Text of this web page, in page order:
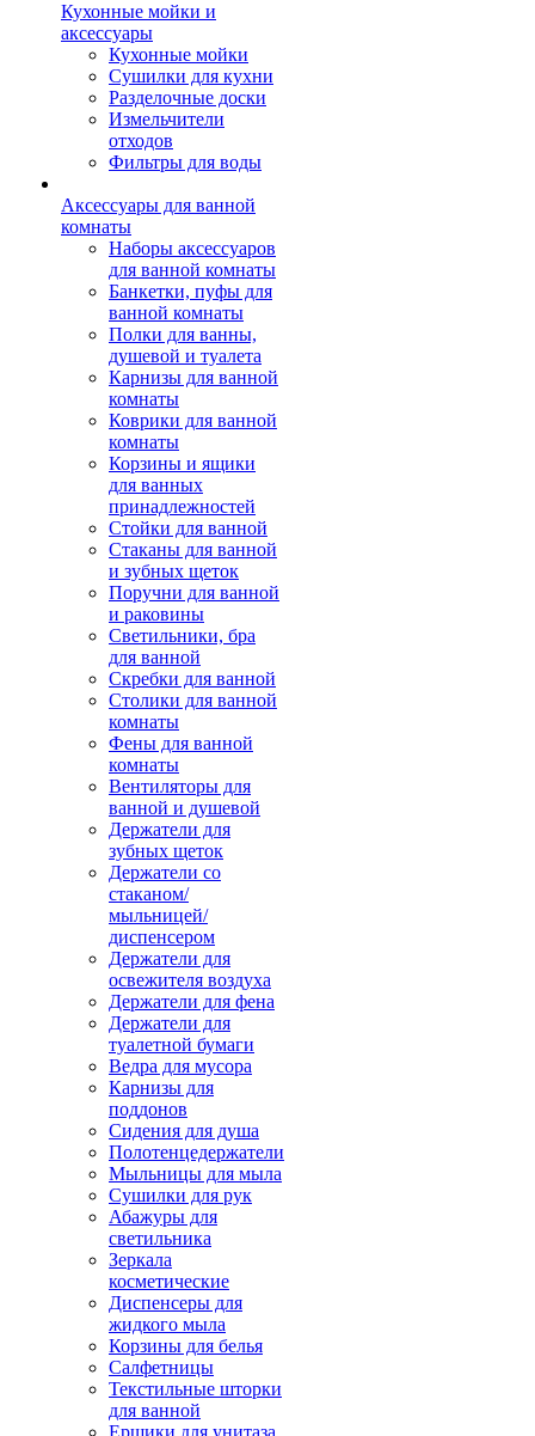
Кухонные мойки и
аксессуары
Кухонные мойки
Сушилки для кухни
Разделочные доски
Измельчители
отходов
Фильтры для воды
Аксессуары для ванной
комнаты
Наборы аксессуаров
для ванной комнаты
Банкетки, пуфы для
ванной комнаты
Полки для ванны,
душевой и туалета
Карнизы для ванной
комнаты
Коврики для ванной
комнаты
Корзины и ящики
для ванных
принадлежностей
Стойки для ванной
Стаканы для ванной
и зубных щеток
Поручни для ванной
и раковины
Светильники, бра
для ванной
Скребки для ванной
Столики для ванной
комнаты
Фены для ванной
комнаты
Вентиляторы для
ванной и душевой
Держатели для
зубных щеток
Держатели со
стаканом/
мыльницей/
диспенсером
Держатели для
освежителя воздуха
Держатели для фена
Держатели для
туалетной бумаги
Ведра для мусора
Карнизы для
поддонов
Сидения для душа
Полотенцедержатели
Мыльницы для мыла
Сушилки для рук
Абажуры для
светильника
Зеркала
косметические
Диспенсеры для
жидкого мыла
Корзины для белья
Салфетницы
Текстильные шторки
для ванной
Ершики для унитаза